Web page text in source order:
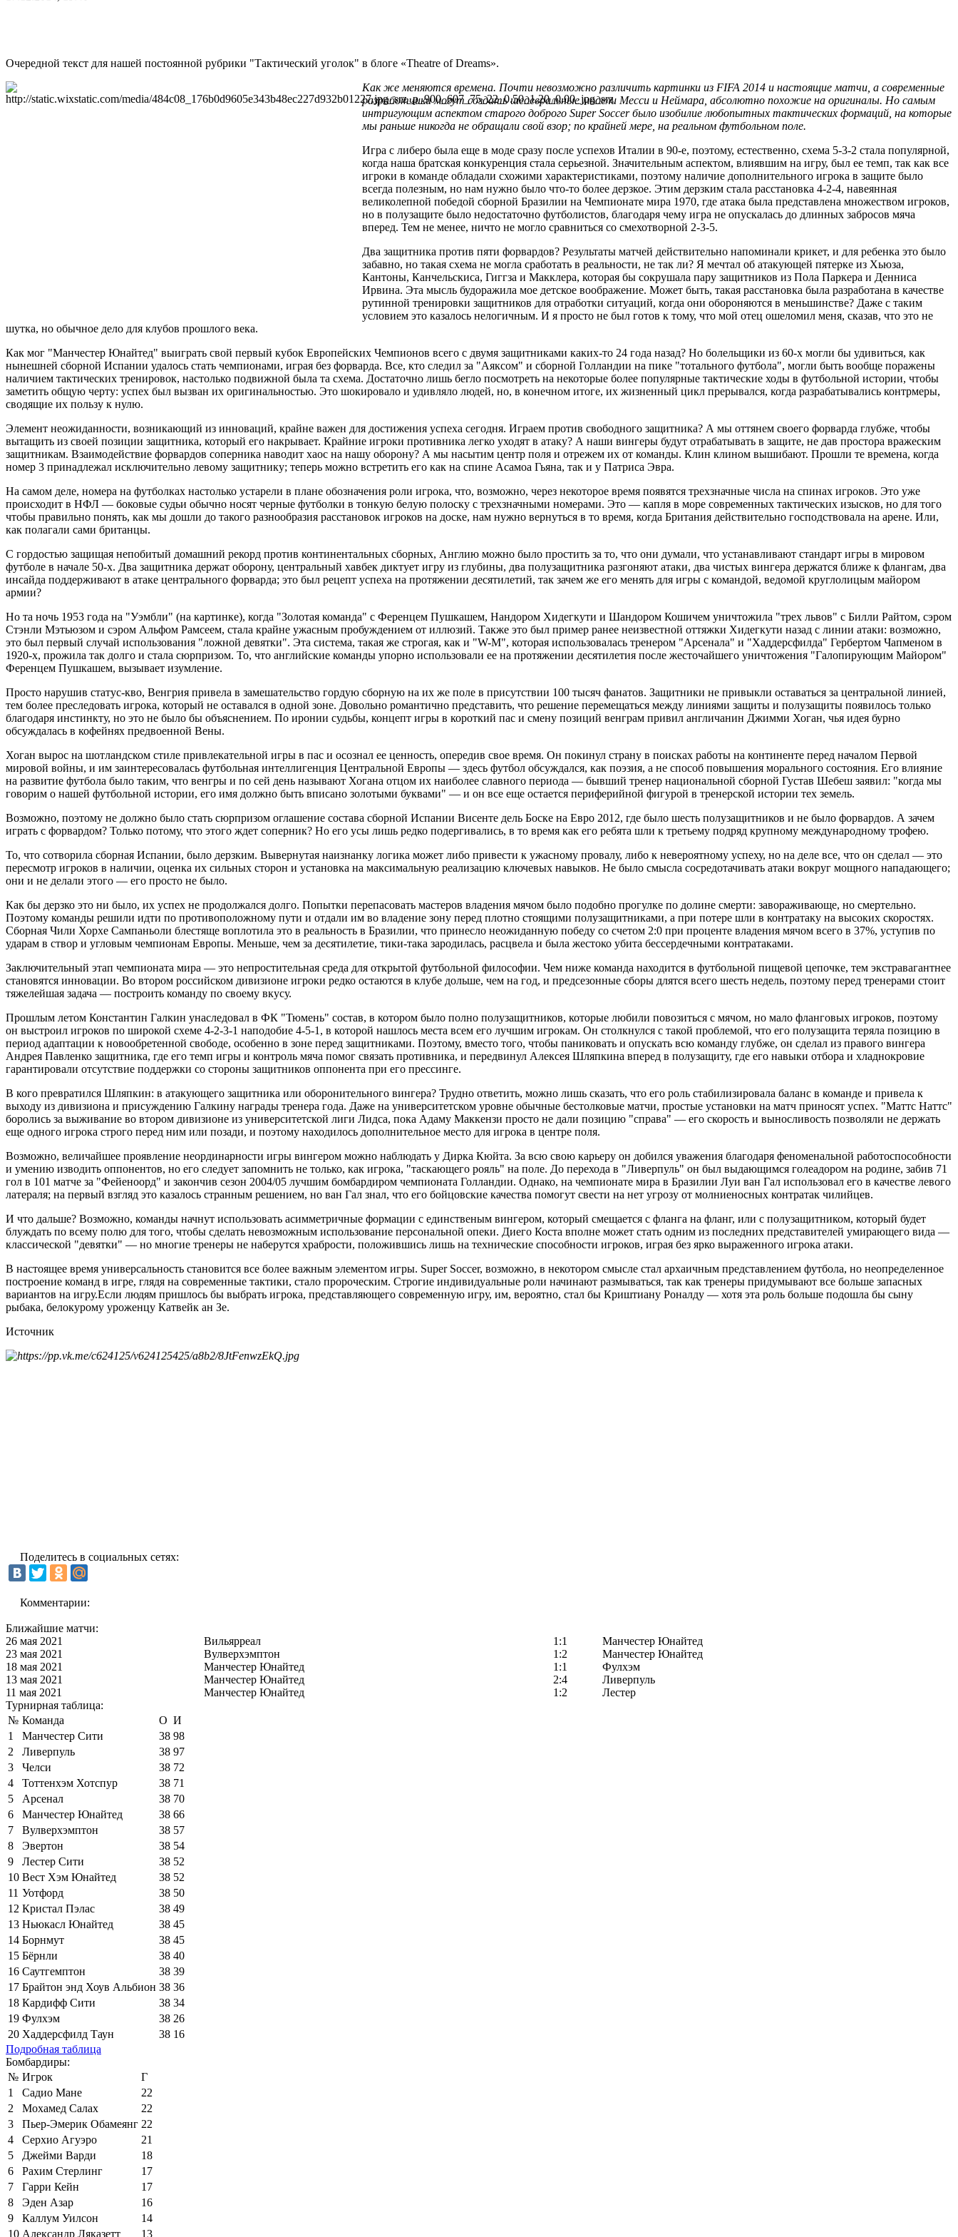
Очередной текст для нашей постоянной рубрики "Тактический уголок" в блоге «Theatre of Dreams».
Как же меняются времена. Почти невозможно различить картинки из FIFA 2014 и настоящие матчи, а современные
разработчики могут создать шедевральные модели Месси и Неймара, абсолютно похожие на оригиналы. Но самым
интригующим аспектом старого доброго Super Soccer было изобилие любопытных тактических формаций, на которые
мы раньше никогда не обращали свой взор; по крайней мере, на реальном футбольном поле.
Игра с либеро была еще в моде сразу после успехов Италии в 90-е, поэтому, естественно, схема 5-3-2 стала популярной,
когда наша братская конкуренция стала серьезной. Значительным аспектом, влиявшим на игру, был ее темп, так как все
игроки в команде обладали схожими характеристиками, поэтому наличие дополнительного игрока в защите было
всегда полезным, но нам нужно было что-то более дерзкое. Этим дерзким стала расстановка 4-2-4, навеянная
великолепной победой сборной Бразилии на Чемпионате мира 1970, где атака была представлена множеством игроков,
но в полузащите было недостаточно футболистов, благодаря чему игра не опускалась до длинных забросов мяча
вперед. Тем не менее, ничто не могло сравниться со смехотворной 2-3-5.
Два защитника против пяти форвардов? Результаты матчей действительно напоминали крикет, и для ребенка это было
забавно, но такая схема не могла сработать в реальности, не так ли? Я мечтал об атакующей пятерке из Хьюза,
Кантоны, Канчельскиса, Гиггза и Макклера, которая бы сокрушала пару защитников из Пола Паркера и Денниса
Ирвина. Эта мысль будоражила мое детское воображение. Может быть, такая расстановка была разработана в качестве
рутинной тренировки защитников для отработки ситуаций, когда они обороняются в меньшинстве? Даже с таким
условием это казалось нелогичным. И я просто не был готов к тому, что мой отец ошеломил меня, сказав, что это не
шутка, но обычное дело для клубов прошлого века.
Как мог "Манчестер Юнайтед" выиграть свой первый кубок Европейских Чемпионов всего с двумя защитниками каких-то 24 года назад? Но болельщики из 60-х могли бы удивиться, как
нынешней сборной Испании удалось стать чемпионами, играя без форварда. Все, кто следил за "Аяксом" и сборной Голландии на пике "тотального футбола", могли быть вообще поражены
наличием тактических тренировок, настолько подвижной была та схема. Достаточно лишь бегло посмотреть на некоторые более популярные тактические ходы в футбольной истории, чтобы
заметить общую черту: успех был вызван их оригинальностью. Это шокировало и удивляло людей, но, в конечном итоге, их жизненный цикл прерывался, когда разрабатывались контрмеры,
сводящие их пользу к нулю.
Элемент неожиданности, возникающий из инноваций, крайне важен для достижения успеха сегодня. Играем против свободного защитника? А мы оттянем своего форварда глубже, чтобы
вытащить из своей позиции защитника, который его накрывает. Крайние игроки противника легко уходят в атаку? А наши вингеры будут отрабатывать в защите, не дав простора вражеским
защитникам. Взаимодействие форвардов соперника наводит хаос на нашу оборону? А мы насытим центр поля и отрежем их от команды. Клин клином вышибают. Прошли те времена, когда
номер 3 принадлежал исключительно левому защитнику; теперь можно встретить его как на спине Асамоа Гьяна, так и у Патриса Эвра.
На самом деле, номера на футболках настолько устарели в плане обозначения роли игрока, что, возможно, через некоторое время появятся трехзначные числа на спинах игроков. Это уже
происходит в НФЛ — боковые судьи обычно носят черные футболки в тонкую белую полоску с трехзначными номерами. Это — капля в море современных тактических изысков, но для того
чтобы правильно понять, как мы дошли до такого разнообразия расстановок игроков на доске, нам нужно вернуться в то время, когда Британия действительно господствовала на арене. Или,
как полагали сами британцы.
С гордостью защищая непобитый домашний рекорд против континентальных сборных, Англию можно было простить за то, что они думали, что устанавливают стандарт игры в мировом
футболе в начале 50-х. Два защитника держат оборону, центральный хавбек диктует игру из глубины, два полузащитника разгоняют атаки, два чистых вингера держатся ближе к флангам, два
инсайда поддерживают в атаке центрального форварда; это был рецепт успеха на протяжении десятилетий, так зачем же его менять для игры с командой, ведомой круглолицым майором
армии?
Но та ночь 1953 года на "Уэмбли" (на картинке), когда "Золотая команда" с Ференцем Пушкашем, Нандором Хидегкути и Шандором Кошичем уничтожила "трех львов" с Билли Райтом, сэром
Стэнли Мэтьюзом и сэром Альфом Рамсеем, стала крайне ужасным пробуждением от иллюзий. Также это был пример ранее неизвестной оттяжки Хидегкути назад с линии атаки: возможно,
это был первый случай использования "ложной девятки". Эта система, такая же строгая, как и "W-M", которая использовалась тренером "Арсенала" и "Хаддерсфилда" Гербертом Чапменом в
1920-х, прожила так долго и стала сюрпризом. То, что английские команды упорно использовали ее на протяжении десятилетия после жесточайшего уничтожения "Галопирующим Майором"
Ференцем Пушкашем, вызывает изумление.
Просто нарушив статус-кво, Венгрия привела в замешательство гордую сборную на их же поле в присутствии 100 тысяч фанатов. Защитники не привыкли оставаться за центральной линией,
тем более преследовать игрока, который не оставался в одной зоне. Довольно романтично представить, что решение перемещаться между линиями защиты и полузащиты появилось только
благодаря инстинкту, но это не было бы объяснением. По иронии судьбы, концепт игры в короткий пас и смену позиций венграм привил англичанин Джимми Хоган, чья идея бурно
обсуждалась в кофейнях предвоенной Вены.
Хоган вырос на шотландском стиле привлекательной игры в пас и осознал ее ценность, опередив свое время. Он покинул страну в поисках работы на континенте перед началом Первой
мировой войны, и им заинтересовалась футбольная интеллигенция Центральной Европы — здесь футбол обсуждался, как поэзия, а не способ повышения морального состояния. Его влияние
на развитие футбола было таким, что венгры и по сей день называют Хогана отцом их наиболее славного периода — бывший тренер национальной сборной Густав Шебеш заявил: "когда мы
говорим о нашей футбольной истории, его имя должно быть вписано золотыми буквами" — и он все еще остается периферийной фигурой в тренерской истории тех земель.
Возможно, поэтому не должно было стать сюрпризом оглашение состава сборной Испании Висенте дель Боске на Евро 2012, где было шесть полузащитников и не было форвардов. А зачем
играть с форвардом? Только потому, что этого ждет соперник? Но его усы лишь редко подергивались, в то время как его ребята шли к третьему подряд крупному международному трофею.
То, что сотворила сборная Испании, было дерзким. Вывернутая наизнанку логика может либо привести к ужасному провалу, либо к невероятному успеху, но на деле все, что он сделал — это
пересмотр игроков в наличии, оценка их сильных сторон и установка на максимальную реализацию ключевых навыков. Не было смысла сосредотачивать атаки вокруг мощного нападающего;
они и не делали этого — его просто не было.
Как бы дерзко это ни было, их успех не продолжался долго. Попытки перепасовать мастеров владения мячом было подобно прогулке по долине смерти: завораживающе, но смертельно.
Поэтому команды решили идти по противоположному пути и отдали им во владение зону перед плотно стоящими полузащитниками, а при потере шли в контратаку на высоких скоростях.
Сборная Чили Хорхе Сампаньоли блестяще воплотила это в реальность в Бразилии, что принесло неожиданную победу со счетом 2:0 при проценте владения мячом всего в 37%, уступив по
ударам в створ и угловым чемпионам Европы. Меньше, чем за десятилетие, тики-така зародилась, расцвела и была жестоко убита бессердечными контратаками.
Заключительный этап чемпионата мира — это непростительная среда для открытой футбольной философии. Чем ниже команда находится в футбольной пищевой цепочке, тем экстравагантнее
становятся инновации. Во втором российском дивизионе игроки редко остаются в клубе дольше, чем на год, и предсезонные сборы длятся всего шесть недель, поэтому перед тренерами стоит
тяжелейшая задача — построить команду по своему вкусу.
Прошлым летом Константин Галкин унаследовал в ФК "Тюмень" состав, в котором было полно полузащитников, которые любили повозиться с мячом, но мало фланговых игроков, поэтому
он выстроил игроков по широкой схеме 4-2-3-1 наподобие 4-5-1, в которой нашлось места всем его лучшим игрокам. Он столкнулся с такой проблемой, что его полузащита теряла позицию в
период адаптации к новообретенной свободе, особенно в зоне перед защитниками. Поэтому, вместо того, чтобы паниковать и опускать всю команду глубже, он сделал из правого вингера
Андрея Павленко защитника, где его темп игры и контроль мяча помог связать противника, и передвинул Алексея Шляпкина вперед в полузащиту, где его навыки отбора и хладнокровие
гарантировали отсутствие поддержки со стороны защитников оппонента при его прессинге.
В кого превратился Шляпкин: в атакующего защитника или оборонительного вингера? Трудно ответить, можно лишь сказать, что его роль стабилизировала баланс в команде и привела к
выходу из дивизиона и присуждению Галкину награды тренера года. Даже на университетском уровне обычные бестолковые матчи, простые установки на матч приносят успех. "Маттс Наттс"
боролись за выживание во втором дивизионе из университетской лиги Лидса, пока Адаму Маккензи просто не дали позицию "справа" — его скорость и выносливость позволяли не держать
еще одного игрока строго перед ним или позади, и поэтому находилось дополнительное место для игрока в центре поля.
Возможно, величайшее проявление неординарности игры вингером можно наблюдать у Дирка Кюйта. За всю свою карьеру он добился уважения благодаря феноменальной работоспособности
и умению изводить оппонентов, но его следует запомнить не только, как игрока, "таскающего рояль" на поле. До перехода в "Ливерпуль" он был выдающимся голеадором на родине, забив 71
гол в 101 матче за "Фейеноорд" и закончив сезон 2004/05 лучшим бомбардиром чемпионата Голландии. Однако, на чемпионате мира в Бразилии Луи ван Гал использовал его в качестве левого
латераля; на первый взгляд это казалось странным решением, но ван Гал знал, что его бойцовские качества помогут свести на нет угрозу от молниеносных контратак чилийцев.
И что дальше? Возможно, команды начнут использовать асимметричные формации с единственым вингером, который смещается с фланга на фланг, или с полузащитником, который будет
блуждать по всему полю для того, чтобы сделать невозможным использование персональной опеки. Диего Коста вполне может стать одним из последних представителей умирающего вида —
классической "девятки" — но многие тренеры не наберутся храбрости, положившись лишь на технические способности игроков, играя без ярко выраженного игрока атаки.
В настоящее время универсальность становится все более важным элементом игры. Super Soccer, возможно, в некотором смысле стал архаичным представлением футбола, но неопределенное
построение команд в игре, глядя на современные тактики, стало пророческим. Строгие индивидуальные роли начинают размываться, так как тренеры придумывают все больше запасных
вариантов на игру.Если людям пришлось бы выбрать игрока, представляющего современную игру, им, вероятно, стал бы Криштиану Роналду — хотя эта роль больше подошла бы сыну
рыбака, белокурому уроженцу Катвейк ан Зе.
Источник
Поделитесь в социальных сетях:
Комментарии:
Ближайшие матчи:
26 мая 2021
Вильярреал 1:1
Манчестер Юнайтед
23 мая 2021
Вулверхэмптон 1:2
Манчестер Юнайтед
18 мая 2021
Манчестер Юнайтед 1:1
Фулхэм
13 мая 2021
Манчестер Юнайтед 2:4
Ливерпуль
11 мая 2021
Манчестер Юнайтед 1:2
Лестер
Турнирная таблица:
№ Команда О И
1
Манчестер Сити 38 98
2
Ливерпуль 38 97
3
Челси 38 72
4
Тоттенхэм Хотспур 38 71
5
Арсенал 38 70
6
Манчестер Юнайтед 38 66
7
Вулверхэмптон 38 57
8
Эвертон 38 54
9
Лестер Сити 38 52
10 Вест Хэм Юнайтед 38 52
11 Уотфорд 38 50
12 Кристал Пэлас 38 49
13 Ньюкасл Юнайтед 38 45
14 Борнмут 38 45
15 Бёрнли 38 40
16 Саутгемптон 38 39
17 Брайтон энд Хоув Альбион 38 36
18 Кардифф Сити 38 34
19 Фулхэм 38 26
20 Хаддерсфилд Таун 38 16
Подробная таблица
Бомбардиры:
№ Игрок
Г
1
Садио Мане
22
2
Мохамед Салах
22
3
Пьер-Эмерик Обамеянг 22
4
Серхио Агуэро
21
5
Джейми Варди
18
6
Рахим Стерлинг
17
7
Гарри Кейн
17
8
Эден Азар
16
9
Каллум Уилсон
14
10 Александр Ляказетт 13